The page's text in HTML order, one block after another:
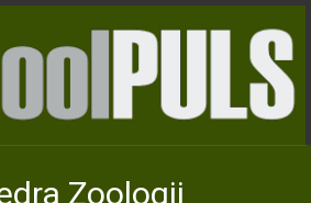
Zoologii